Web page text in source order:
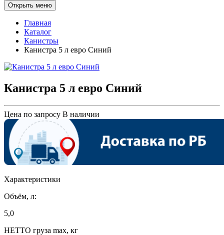
Открыть меню
Главная
Каталог
Канистры
Канистра 5 л евро Синий
Канистра 5 л евро Синий
Цена по запросу В наличии
Характеристики
Объём, л:
5,0
НЕТТО груза max, кг